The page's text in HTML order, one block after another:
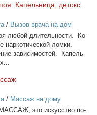
Ка­пель­ни­ца, де­токс.
/ Вызов врача на дом
лю­бой дли­тель­но­сти. Ко­
нар­ко­ти­че­ской лом­ки.
за­ви­си­мо­стей. Ка­пель­
/ Массаж на дому
это ис­кус­ство по­